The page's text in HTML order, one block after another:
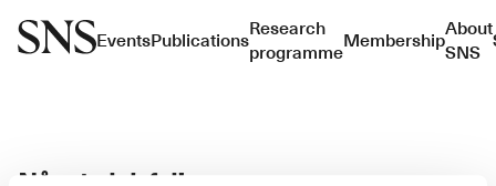
EventsPublicationsResearch
programmeMembershipAbout
SNS